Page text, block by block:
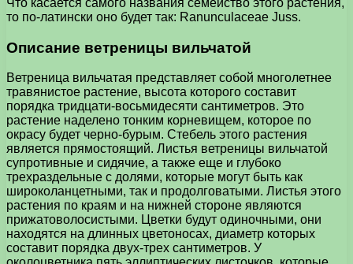
то по-латински оно будет так: Ranunculaceae Juss.
Описание ветреницы вильчатой
Ветреница вильчатая представляет собой многолетнее
травянистое растение, высота которого составит
порядка тридцати-восьмидесяти сантиметров. Это
растение наделено тонким корневищем, которое по
окрасу будет черно-бурым. Стебель этого растения
является прямостоящий. Листья ветреницы вильчатой
супротивные и сидячие, а также еще и глубоко
трехраздельные с долями, которые могут быть как
широколанцетными, так и продолговатыми. Листья этого
растения по краям и на нижней стороне являются
прижатоволосистыми. Цветки будут одиночными, они
находятся на длинных цветоносах, диаметр которых
составит порядка двух-трех сантиметров. У